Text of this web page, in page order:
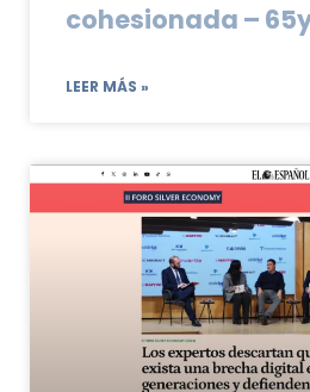
cohesionada –
LEER MÁS »